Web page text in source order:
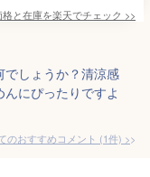
格と在庫を楽天でチェック >>
でしょうか？清涼感
にぴったりですよ
のおすすめコメント (1件) >